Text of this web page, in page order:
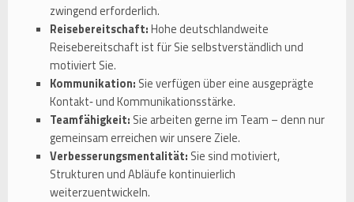
zwingend erforderlich.
Reisebereitschaft:Hohe deutschlandweite
Reisebereitschaft ist für Sie selbstverständlich und
motiviert Sie.
Kommunikation: Sie verfügen über eine ausgeprägte
Kontakt‑ und Kommunikationsstärke.
Teamfähigkeit: Sie arbeiten gerne im Team – denn nur
gemeinsam erreichen wir unsere Ziele.
Verbesserungsmentalität: Sie sind motiviert,
Strukturen und Abläufe kontinuierlich
weiterzuentwickeln.